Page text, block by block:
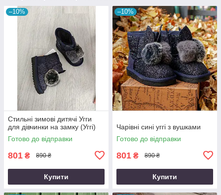
–10%
Стильні зимові дитячі Угги
для дівчинки на замку (Уггі)
Готово до відправки
801 ₴ 890 ₴
Купити
–10%
Чарівні сині уггі з вушками
Готово до відправки
801 ₴ 890 ₴
Купити